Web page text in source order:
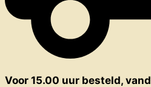
Voor 15.00 uur besteld,